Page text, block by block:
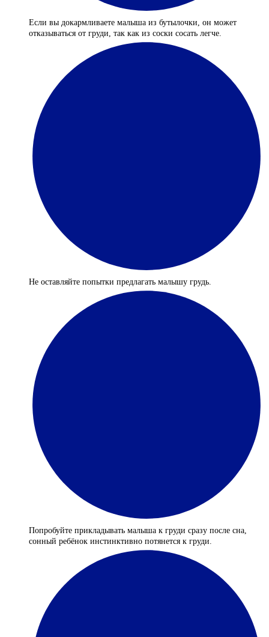
Если вы докармливаете малыша из бутылочки, он может
отказываться от груди, так как из соски сосать легче.
Не оставляйте попытки предлагать малышу грудь.
Попробуйте прикладывать малыша к груди сразу после сна,
сонный ребёнок инстинктивно потянется к груди.